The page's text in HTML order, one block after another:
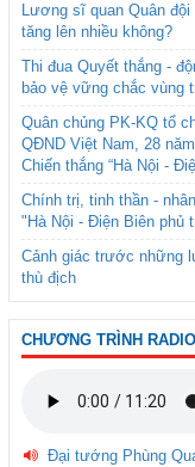
Lương sĩ quan Quân
tăng lên nhiều không?
Thi đua Quyết thắng -
bảo vệ vững chắc vùng
Quân chủng PK-KQ tổ
QĐND Việt Nam, 28
Chiến thắng “Hà Nội -
Chính trị, tinh thần -
"Hà Nội - Điện Biên phủ
Cảnh giác trước những
thù địch
CHƯƠNG TRÌNH RADIO
Đại tướng Phùng